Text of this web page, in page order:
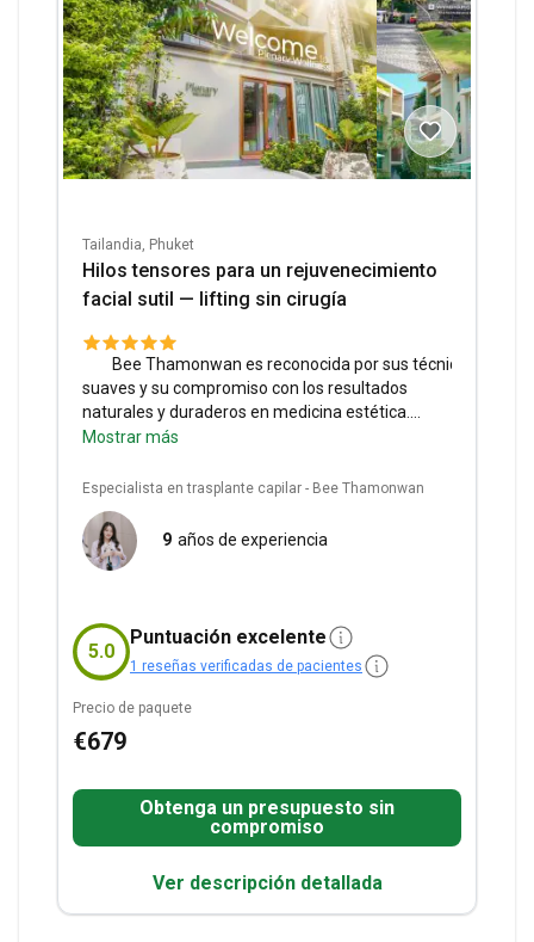
Tailandia, Phuket
Hilos tensores para un rejuvenecimiento
facial sutil — lifting sin cirugía
Especialista en trasplante capilar - Bee Thamonwan
9 años de experiencia
Bee Thamonwan es reconocida por sus técnicas
suaves y su compromiso con los resultados
naturales y duraderos en medicina estética.
Plenary Wellness colabora con la Universidad
la investigación y la innovación en el bienestar.
Servicios incluidos:
personas de ideas afines, consulta con un
médico.
Información sobre la estancia:
Mostrar más
5.0
Puntuación excelente
1 reseñas verificadas de pacientes
Precio de paquete
€679
Obtenga un presupuesto sin
compromiso
Ver descripción detallada